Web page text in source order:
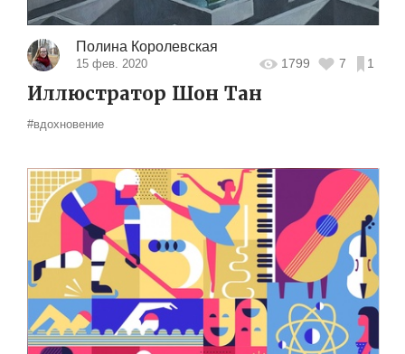
Полина Королевская
15 фев. 2020 1799 7 1
Иллюстратор Шон Тан
#вдохновение